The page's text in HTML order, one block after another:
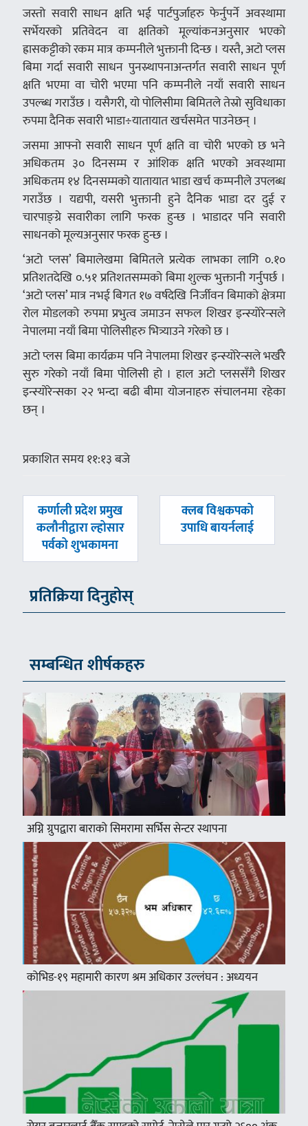
जस्तो सवारी साधन क्षति भई पार्टपुर्जाहरु फेर्नुपर्ने अवस्थामा
सर्भेयरको प्रतिवेदन वा क्षतिको मूल्यांकनअनुसार भएको
ह्रासकट्टीको रकम मात्र कम्पनीले भुक्तानी दिन्छ । यस्तै, अटो प्लस
बिमा गर्दा सवारी साधन पुनस्र्थापनाअन्तर्गत सवारी साधन पूर्ण
क्षति भएमा वा चोरी भएमा पनि कम्पनीले नयाँ सवारी साधन
उपल्ब्ध गराउँछ । यसैगरी, यो पोलिसीमा बिमितले तेस्रो सुविधाका
रुपमा दैनिक सवारी भाडा÷यातायात खर्चसमेत पाउनेछन् ।
जसमा आफ्नो सवारी साधन पूर्ण क्षति वा चोरी भएको छ भने
अधिकतम ३० दिनसम्म र आंशिक क्षति भएको अवस्थामा
अधिकतम १४ दिनसम्मको यातायात भाडा खर्च कम्पनीले उपलब्ध
गराउँछ । यद्यपी, यसरी भुक्तानी हुने दैनिक भाडा दर दुई र
चारपाङ्ग्रे सवारीका लागि फरक हुन्छ । भाडादर पनि सवारी
साधनको मूल्यअनुसार फरक हुन्छ ।
‘अटो प्लस’ बिमालेखमा बिमितले प्रत्येक लाभका लागि ०.१०
प्रतिशतदेखि ०.५१ प्रतिशतसम्मको बिमा शुल्क भुक्तानी गर्नुपर्छ ।
‘अटो प्लस’ मात्र नभई बिगत १७ वर्षदेखि निर्जीवन बिमाको क्षेत्रमा
रोल मोडलको रुपमा प्रभुत्व जमाउन सफल शिखर इन्स्योरेन्सले
नेपालमा नयाँ बिमा पोलिसीहरु भित्र्याउने गरेको छ ।
अटो प्लस बिमा कार्यक्रम पनि नेपालमा शिखर इन्स्योरेन्सले भर्खरै
सुरु गरेको नयाँ बिमा पोलिसी हो । हाल अटो प्लससँगै शिखर
इन्स्योरेन्सका २२ भन्दा बढी बीमा योजनाहरु संचालनमा रहेका
छन् ।
प्रकाशित समय ११:१३ बजे
पछिल्लाे
-
कर्णाली प्रदेश प्रमुख
कलौनीद्वारा ल्होसार
पर्वको शुभकामना
अघिल्लाे
-
क्लब विश्वकपको
उपाधि बायर्नलाई
प्रतिक्रिया दिनुहोस्
सम्बन्धित शीर्षकहरु
अग्नि ग्रुपद्वारा बाराको सिमरामा सर्भिस सेन्टर स्थापना
कोभिड-१९ महामारी कारण श्रम अधिकार उल्लंघन : अध्ययन